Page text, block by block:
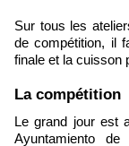
Sur tous les
de compétition, il
finale et la cuisson
La compétition
Ayuntamiento